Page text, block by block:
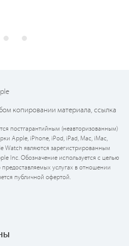
копировании материала, ссылка
постгарантийным (неавторизованным)
Apple, iPhone, iPod, iPad, Mac, iMac,
Watch являются зарегистрированным
Inc. Обозначение используется с целью
услугах в отношении
публичной офертой.